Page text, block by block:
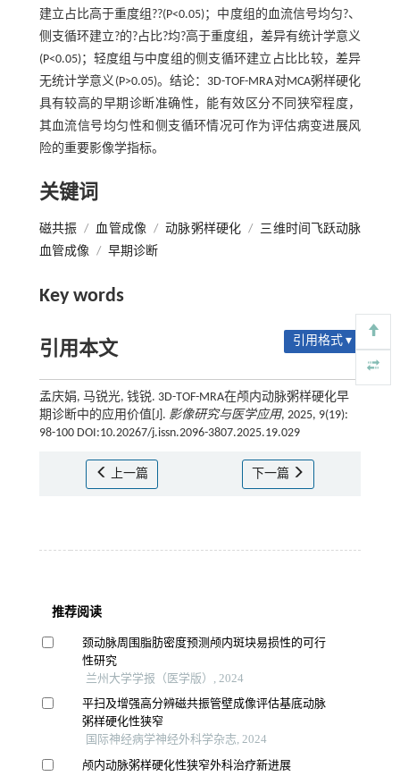
建立占比高于重度组??(P<0.05)；中度组的血流信号均匀?、
侧支循环建立?的?占比?均?高于重度组，差异有统计学意义
(P<0.05)；轻度组与中度组的侧支循环建立占比比较，差异
无统计学意义(P>0.05)。结论：3D-TOF-MRA对MCA粥样硬化
具有较高的早期诊断准确性，能有效区分不同狭窄程度，
其血流信号均匀性和侧支循环情况可作为评估病变进展风
险的重要影像学指标。
关键词
磁共振 / 血管成像 / 动脉粥样硬化 / 三维时间飞跃动脉
血管成像 / 早期诊断
Key words
引用本文 引用格式 ▾
孟庆娟, 马锐光, 钱锐. 3D-TOF-MRA在颅内动脉粥样硬化早
期诊断中的应用价值[J]. 影像研究与医学应用, 2025, 9(19):
98-100 DOI:10.20267/j.issn.2096-3807.2025.19.029
上一篇 下一篇